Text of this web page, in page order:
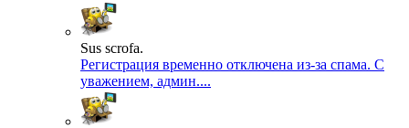
Sus scrofa.
Регистрация временно отключена из-за спама. С
уважением, админ....